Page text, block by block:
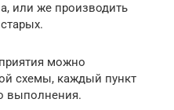
или же производить
можно
схемы, каждый пункт
выполнения.